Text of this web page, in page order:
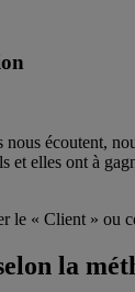
nous écoutent,
et elles ont à
le « Client » ou
la